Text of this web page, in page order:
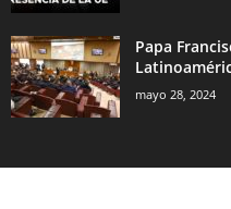
Papa
mayo 28, 2024